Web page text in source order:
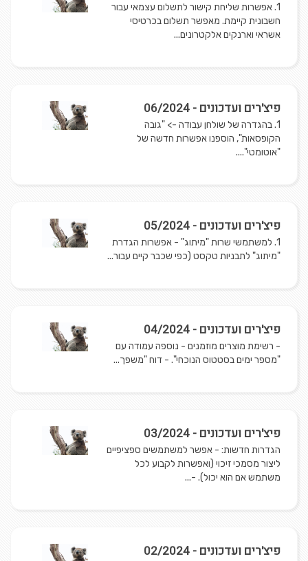
1. אפשרות שליחת קישור לתשלום עצמאי עבור
חשבונית קיימת. מאפשר תשלום בכרטיסי
אשראי וארנקים אלקטרונים...
פיצ'רים ועדכונים - 06/2024
1. בהגדרה של שולחן עבודה -> "גובה
הקופסאות", הוספנו אפשרות חדשה של
"אוטומטי"....
פיצ'רים ועדכונים - 05/2024
1. למשתמשי שרות "מיתוג" - אפשרות הגדרת
"מיתוג" לתבניות טקסט (כפי שכבר קיים עבור...
פיצ'רים ועדכונים - 04/2024
- רשימת מוצרים מוזמנים - נוספה עמודה עם
"מספר ימים בסטטוס הנוכחי". - דוח "משפך...
פיצ'רים ועדכונים - 03/2024
הגדרות חדשות: - אפשר למשתמשים ספציפיים
ליצור מסמכי זיכוי (ואפשרות לקבוע לכל
משתמש אם הוא יכול). -...
פיצ'רים ועדכונים - 02/2024